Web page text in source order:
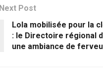
Next Post
Lola mobilisée pour la
: le Directoire régional
une ambiance de